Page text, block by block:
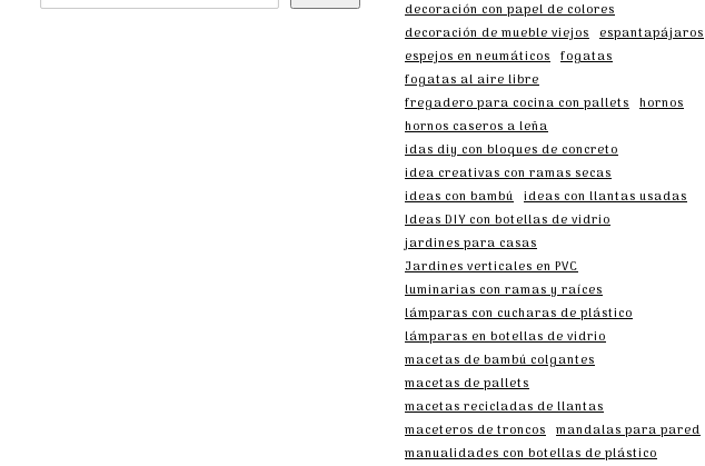
decoración con papel de colores
decoración de mueble viejos espantapájaros
espejos en neumáticos fogatas
fogatas al aire libre
fregadero para cocina con pallets hornos
hornos caseros a leña
idas diy con bloques de concreto
idea creativas con ramas secas
ideas con bambú ideas con llantas usadas
Ideas DIY con botellas de vidrio
jardines para casas
Jardines verticales en PVC
luminarias con ramas y raíces
lámparas con cucharas de plástico
lámparas en botellas de vidrio
macetas de bambú colgantes
macetas de pallets
macetas recicladas de llantas
maceteros de troncos mandalas para pared
manualidades con botellas de plástico